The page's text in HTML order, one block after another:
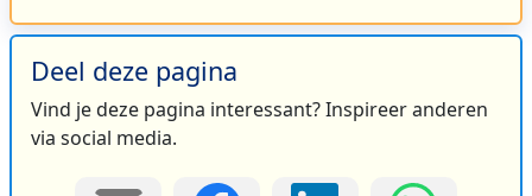
Deel deze pagina
Vind je deze pagina interessant? Inspireer anderen
via social media.